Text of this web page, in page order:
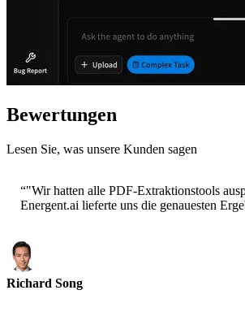
Bewertungen
Lesen Sie, was unsere Kunden sagen
“"Wir hatten alle PDF-Extraktionstools
Energent.ai lieferte uns die genauesten
Richard Song